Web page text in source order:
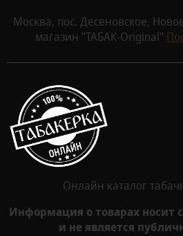
Москва, пос. Десеновское,
магазин "ТАБАК-Original"
Онлайн каталог
Информация о товарах носит
и не является